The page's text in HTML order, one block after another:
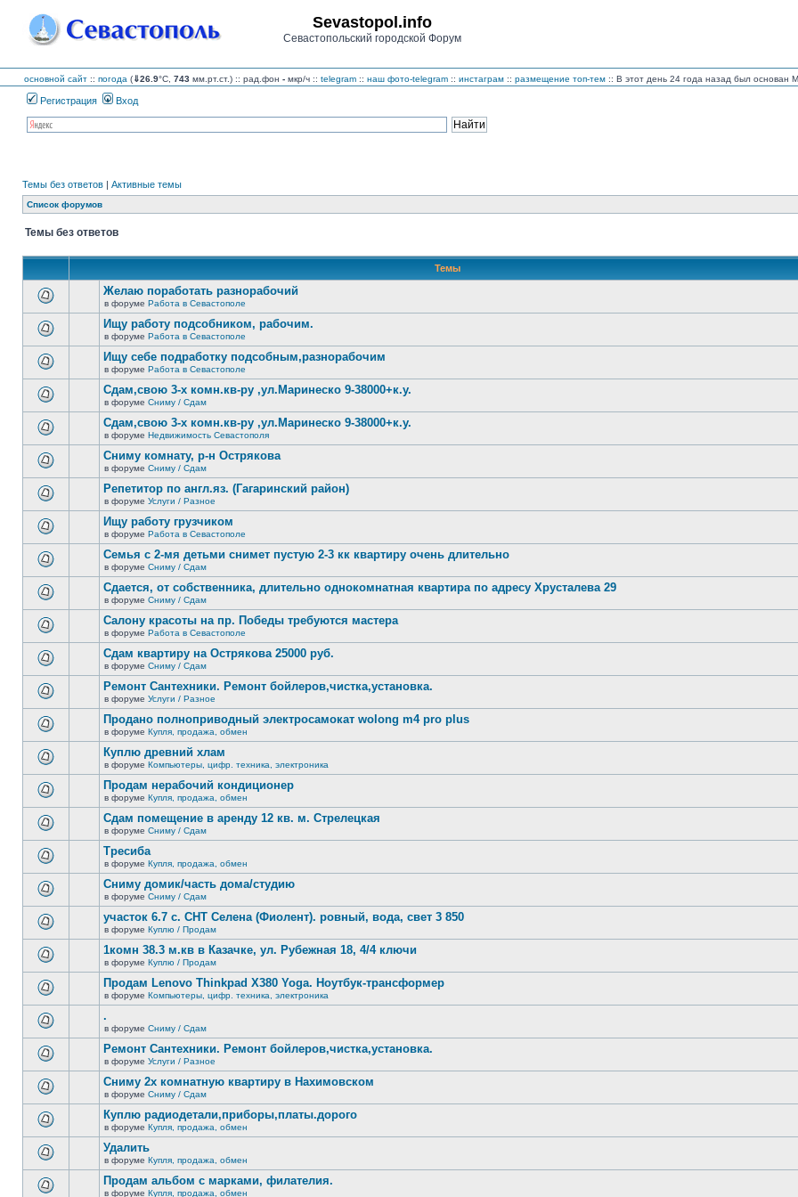
Sevastopol.info
Севастопольский городской Форум
основной сайт :: погода (⇓26.9°C, 743 мм.рт.ст.) :: рад.фон - мкр/ч :: telegram :: наш фото-telegram :: инстаграм :: размещение топ-тем :: В этот день 24 года назад был основан
Регистрация Вход
Темы без ответов | Активные темы
Список форумов
Темы без ответов
Темы
новых
непрочитанных
сообщений.
Желаю поработать разнорабочий
в форуме Работа в Севастополе
новых
непрочитанных
сообщений.
Ищу работу подсобником, рабочим.
в форуме Работа в Севастополе
новых
непрочитанных
сообщений.
Ищу себе подработку подсобным,разнорабочим
в форуме Работа в Севастополе
новых
непрочитанных
сообщений.
Сдам,свою 3-х комн.кв-ру ,ул.Маринеско 9-38000+к.у.
в форуме Сниму / Сдам
новых
непрочитанных
сообщений.
Сдам,свою 3-х комн.кв-ру ,ул.Маринеско 9-38000+к.у.
в форуме Недвижимость Севастополя
новых
непрочитанных
сообщений.
Сниму комнату, р-н Острякова
в форуме Сниму / Сдам
новых
непрочитанных
сообщений.
Репетитор по англ.яз. (Гагаринский район)
в форуме Услуги / Разное
новых
непрочитанных
сообщений.
Ищу работу грузчиком
в форуме Работа в Севастополе
новых
непрочитанных
сообщений.
Семья с 2-мя детьми снимет пустую 2-3 кк квартиру очень длительно
в форуме Сниму / Сдам
новых
непрочитанных
сообщений.
Сдается, от собственника, длительно однокомнатная квартира по адресу Хрусталева 29
в форуме Сниму / Сдам
новых
непрочитанных
сообщений.
Салону красоты на пр. Победы требуются мастера
в форуме Работа в Севастополе
новых
непрочитанных
сообщений.
Сдам квартиру на Острякова 25000 руб.
в форуме Сниму / Сдам
новых
непрочитанных
сообщений.
Ремонт Сантехники. Ремонт бойлеров,чистка,установка.
в форуме Услуги / Разное
новых
непрочитанных
сообщений.
Продано полноприводный электросамокат wolong m4 pro plus
в форуме Купля, продажа, обмен
новых
непрочитанных
сообщений.
Куплю древний хлам
в форуме Компьютеры, цифр. техника, электроника
новых
непрочитанных
сообщений.
Продам нерабочий кондиционер
в форуме Купля, продажа, обмен
новых
непрочитанных
сообщений.
Сдам помещение в аренду 12 кв. м. Стрелецкая
в форуме Сниму / Сдам
новых
непрочитанных
сообщений.
Тресиба
в форуме Купля, продажа, обмен
новых
непрочитанных
сообщений.
Сниму домик/часть дома/студию
в форуме Сниму / Сдам
новых
непрочитанных
сообщений.
участок 6.7 с. СНТ Селена (Фиолент). ровный, вода, свет 3 850
в форуме Куплю / Продам
новых
непрочитанных
сообщений.
1комн 38.3 м.кв в Казачке, ул. Рубежная 18, 4/4 ключи
в форуме Куплю / Продам
новых
непрочитанных
сообщений.
Продам Lenovo Thinkpad X380 Yoga. Ноутбук-трансформер
в форуме Компьютеры, цифр. техника, электроника
новых
непрочитанных
сообщений.
.
в форуме Сниму / Сдам
новых
непрочитанных
сообщений.
Ремонт Сантехники. Ремонт бойлеров,чистка,установка.
в форуме Услуги / Разное
новых
непрочитанных
сообщений.
Сниму 2х комнатную квартиру в Нахимовском
в форуме Сниму / Сдам
новых
непрочитанных
сообщений.
Куплю радиодетали,приборы,платы.дорого
в форуме Купля, продажа, обмен
Удалить
в форуме Купля, продажа, обмен
Продам альбом с марками, филателия.
в форуме Купля, продажа, обмен